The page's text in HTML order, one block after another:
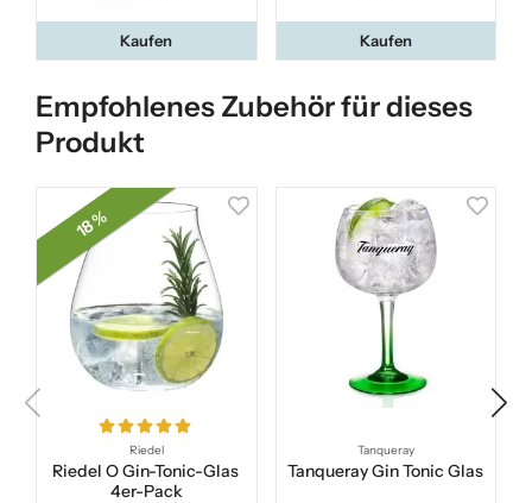
Kaufen Kaufen
Empfohlenes Zubehör für dieses
Produkt
18 %
Riedel
Riedel O Gin-Tonic-Glas
4er-Pack
Tanqueray
Tanqueray Gin Tonic Glas